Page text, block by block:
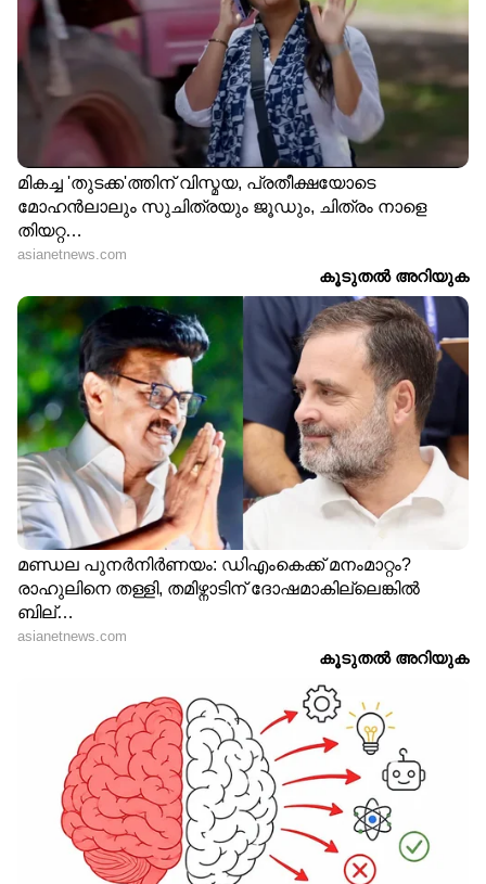
2002 ജൂണ്‍ മാസത്തില്‍ പുറത്തിറങ്ങിയപ്പോള്‍
മുതല്‍ ഫ്രഞ്ച് വാഹന നിര്‍മ്മാതാക്കളായ
റെനോയുമായി രൂപസാദൃശ്യമുള്ള വാഹനം
ഇന്ത്യന്‍ നിരത്തുകളില്‍ തരംഗമായി
മാറിയിരുന്നു. 2014ല്‍ ആണ് ഈ ജനപ്രിയ
എസ്‍യുവിയുടെ മൂന്നാം തലമുറ വിപണിയില്‍
എത്തുന്നത്. തുടര്‍ന്ന് 2017ല്‍ കൂടുതല്‍
കരുത്തുള്ള എഞ്ചിനും ഗ്രില്ലില്‍ ഉള്‍പ്പെടെ
മാറ്റങ്ങള്‍ വരുത്തി വാഹനം വീണ്ടും എത്തി.
എസ് 3, എസ് 5, എസ് 7, എസ് 11 എന്നിങ്ങനെ
നാലു വകഭേദങ്ങളില്‍ എത്തിയ പുതിയ
സ്‍കോർപിയോയെയും ജനം നെഞ്ചേറ്റി. 2018
നവംബറിലാണ് സ്‌കോര്‍പിയോ S9 മോഡലിനെ
മഹീന്ദ്ര അവതരിപ്പിച്ചത്.
വാങ്ങാന്‍ തള്ളിക്കയറ്റം, ഈ വണ്ടിയുടെ
വില കുത്തനെ കൂട്ടി മഹീന്ദ്ര!